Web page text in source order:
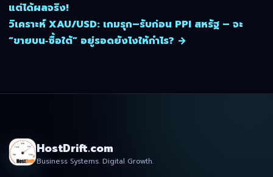
แต่ได้ผลจริง!
วิเคราะห์ XAU/USD: เกมรุก–รับก่อน PPI สหรัฐ – จะ
“ขายบน‑ซื้อใต้” อยู่รอดยังไงให้กำไร? →
HostDrift.com
Business Systems. Digital Growth.